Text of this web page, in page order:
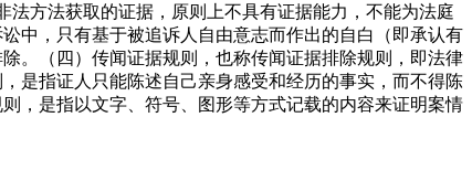
方法获取的证据，原则上不具有证据能力，不能为法庭
中，只有基于被追诉人自由意志而作出的自白（即承认有
。（四）传闻证据规则，也称传闻证据排除规则，即法律
是指证人只能陈述自己亲身感受和经历的事实，而不得陈
，是指以文字、符号、图形等方式记载的内容来证明案情